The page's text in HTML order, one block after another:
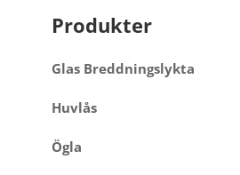
Produkter
Glas Breddningslykta
Huvlås
Ögla